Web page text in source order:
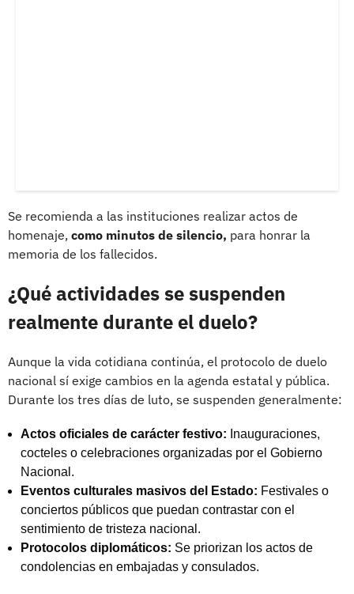
Se recomienda a las instituciones realizar actos de
homenaje, como minutos de silencio, para honrar la
memoria de los fallecidos.
¿Qué actividades se suspenden
realmente durante el duelo?
Aunque la vida cotidiana continúa, el protocolo de duelo
nacional sí exige cambios en la agenda estatal y pública.
Durante los tres días de luto, se suspenden generalmente:
Actos oficiales de carácter festivo: Inauguraciones,
cocteles o celebraciones organizadas por el Gobierno
Nacional.
Eventos culturales masivos del Estado: Festivales o
conciertos públicos que puedan contrastar con el
sentimiento de tristeza nacional.
Protocolos diplomáticos: Se priorizan los actos de
condolencias en embajadas y consulados.